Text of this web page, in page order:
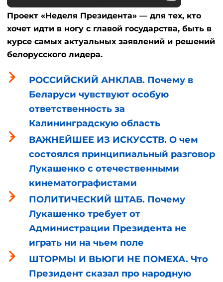
Проект «Неделя Президента» — для тех, кто
хочет идти в ногу с главой государства, быть в
курсе самых актуальных заявлений и решений
белорусского лидера.
РОССИЙСКИЙ АНКЛАВ. Почему в
Беларуси чувствуют особую
ответственность за
Калининградскую область
ВАЖНЕЙШЕЕ ИЗ ИСКУССТВ. О чем
состоялся принципиальный разговор
Лукашенко с отечественными
кинематографистами
ПОЛИТИЧЕСКИЙ ШТАБ. Почему
Лукашенко требует от
Администрации Президента не
играть ни на чьем поле
ШТОРМЫ И ВЬЮГИ НЕ ПОМЕХА. Что
Президент сказал про народную